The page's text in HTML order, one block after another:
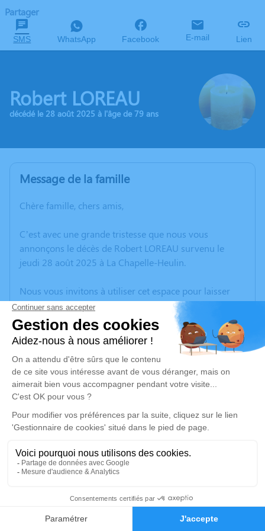
Faire-part Hommages
Partager
SMS WhatsApp Facebook E-mail Lien
Robert LOREAU
décédé le 28 août 2025 à l'âge de 79 ans
Message de la famille
Chère famille, chers amis,
C’est avec une grande tristesse que nous vous
annonçons le décès de Robert LOREAU survenu le
jeudi 28 août 2025 à La Chapelle-Heulin.
Nous vous invitons à utiliser cet espace pour laisser
vos condoléances, partager des photos souvenirs, une
anecdote ou exprimer vos pensées à travers des
poèmes ou des textes. Cet endroit est un lieu
d'expression dédié à honorer la mémoire de Robert
LOREAU.
Un service de plantation d’arbre hommage est
disponible ici.
Je rends hommage
Déroulé des obsèques